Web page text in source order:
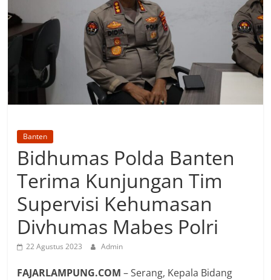
Banten
Bidhumas Polda Banten
Terima Kunjungan Tim
Supervisi Kehumasan
Divhumas Mabes Polri
22 Agustus 2023 Admin
FAJARLAMPUNG.COM– Serang, Kepala Bidang